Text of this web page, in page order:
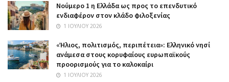
Nούμερο 1 η Ελλάδα ως προς το επενδυτικό
ενδιαφέρον στον κλάδο φιλοξενίας
1 ΙΟΥΛΊΟΥ 2026
«Ήλιος, πολιτισμός, περιπέτεια»: Ελληνικό νησί
ανάμεσα στους κορυφαίους ευρωπαϊκούς
προορισμούς για το καλοκαίρι
1 ΙΟΥΛΊΟΥ 2026